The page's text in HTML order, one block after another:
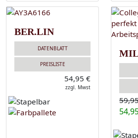
BER.LIN
DATENBLATT
PREISLISTE
54,95 €
zzgl. Mwst